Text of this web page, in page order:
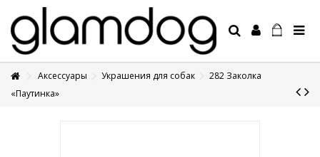
+7 495 1250410
Аксессуары Украшения для собак
282 Заколка
«Паутинка»